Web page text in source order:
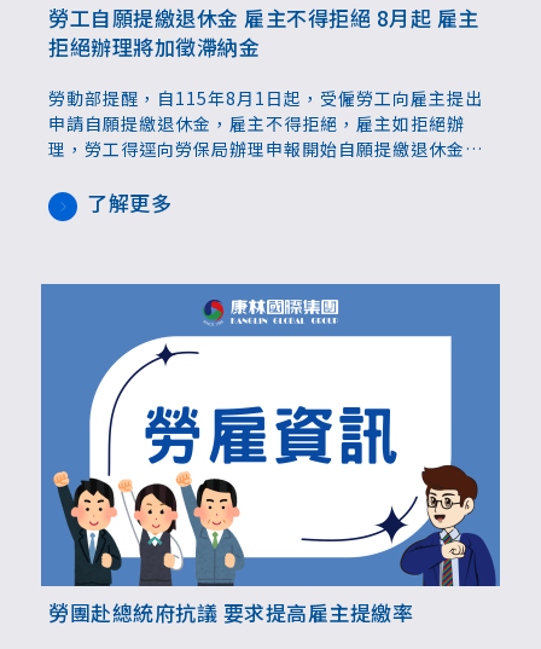
勞工自願提繳退休金 雇主不得拒絕 8月起 雇主
拒絕辦理將加徵滯納金
勞動部提醒，自115年8月1日起，受僱勞工向雇主提出
申請自願提繳退休金，雇主不得拒絕，雇主如拒絕辦
理，勞工得逕向勞保局辦理申報開始自願提繳退休金，
徵至應提繳金額的1倍。
了解更多
勞團赴總統府抗議 要求提高雇主提繳率